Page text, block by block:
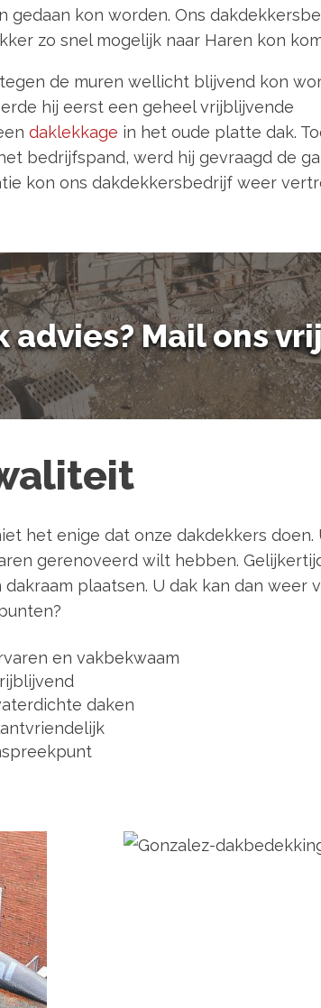
gedaan kon worden. Ons
zo snel mogelijk naar Haren kon
de muren wellicht blijvend kon
hij eerst een geheel vrijblijvende
daklekkage in het oude platte dak.
bedrijfspand, werd hij gevraagd de
kon ons dakdekkersbedrijf weer
Mail ons
het enige dat onze dakdekkers
gerenoveerd wilt hebben.
plaatsen. U dak kan dan weer
en vakbekwaam
daken